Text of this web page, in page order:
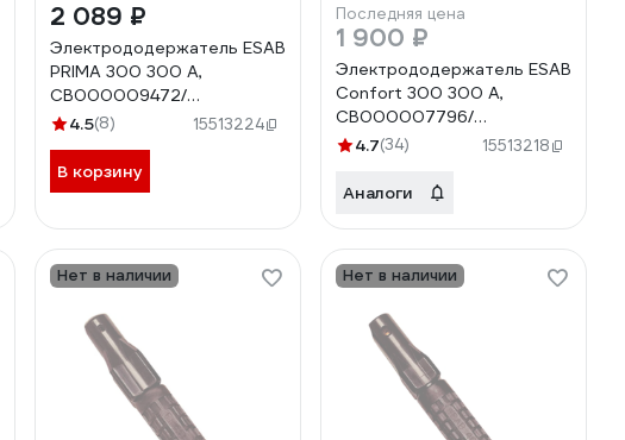
2 089 ₽
Электрододержатель ESAB
PRIMA 300 300 А,
СВ000009472/
0700006007
4.5(8) 15513224
В корзину
Последняя цена
1 900 ₽
Электрододержатель ESAB
Confort 300 300 А,
СВ000007796/
0700006005
4.7(34) 15513218
Аналоги
Нет в наличии Нет в наличии